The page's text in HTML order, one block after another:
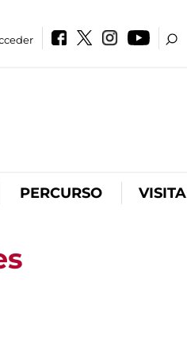
PERCURSO VISITA